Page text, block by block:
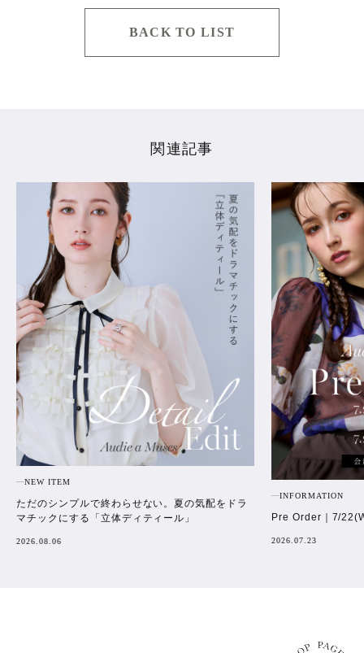
BACK TO LIST
関連記事
NEW ITEM
ただのシンプルで終わらせない。夏の気配をドラ
マチックにする「立体ディティール」
2026.08.06
INFORMATION
Pre Order｜7/
2026.07.23